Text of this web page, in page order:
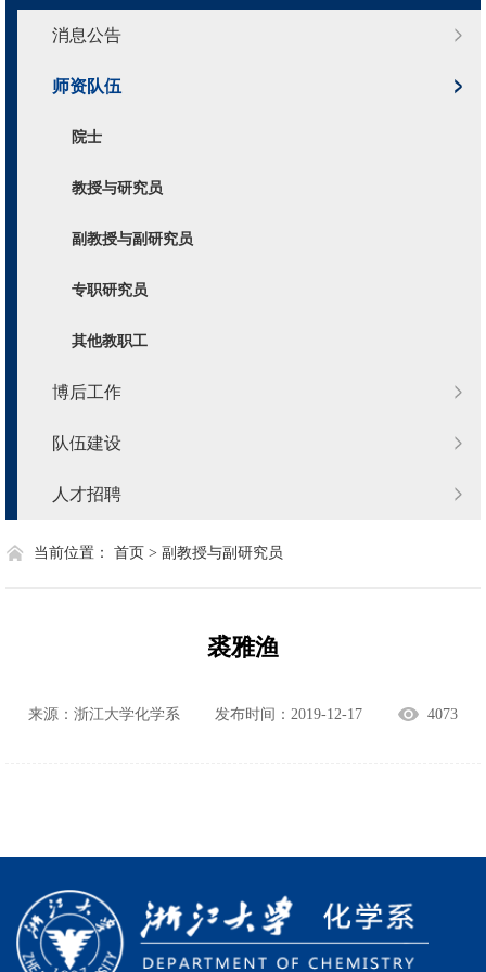
消息公告
师资队伍
院士
教授与研究员
副教授与副研究员
专职研究员
其他教职工
博后工作
队伍建设
人才招聘
当前位置： 首页 > 副教授与副研究员
裘雅渔
来源：浙江大学化学系 发布时间：2019-12-17 4073